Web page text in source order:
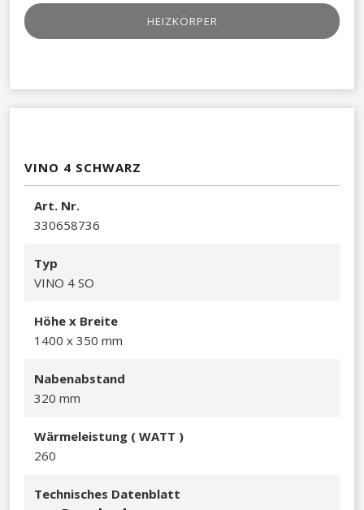
HEIZKÖRPER
VINO 4 SCHWARZ
A​rt. Nr.
330658736​
Typ
VINO 4 SO​
Hö​he x Breite
1400 x 350 mm​​
Nabenabstand
320 mm
Wä​rmeleistung ( WATT )
260
Technisches Datenblatt